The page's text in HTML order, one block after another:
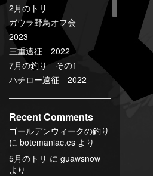
2月のトリ
ガウラ野鳥オフ会
2023
三重遠征 2022
7月の釣り その1
ハチロー遠征 2022
Recent Comments
ゴールデンウィークの釣り
に botemaniac.es より
5月のトリ に guawsnow
より